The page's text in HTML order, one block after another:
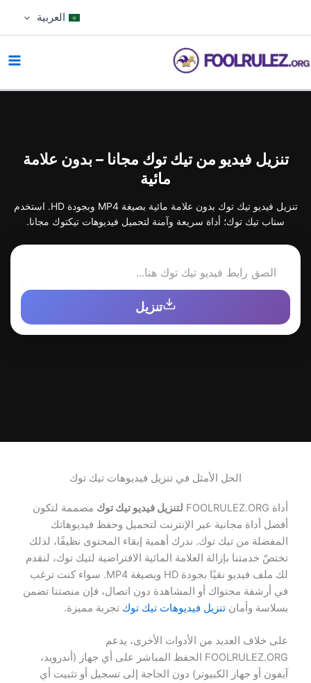
العربية
تنزيل فيديو من تيك توك مجانا – بدون علامة
مائية
تنزيل فيديو تيك توك بدون علامة مائية بصيغة MP4 وبجودة HD. استخدم
سناب تيك توك؛ أداة سريعة وآمنة لتحميل فيديوهات تيكتوك مجانا.
تنزيل
الحل الأمثل في تنزيل فيديوهات تيك توك
أداة FOOLRULEZ.ORG لتنزيل فيديو تيك توك مصممة لتكون
أفضل أداة مجانية عبر الإنترنت لتحميل وحفظ فيديوهاتك
المفضلة من تيك توك. ندرك أهمية إبقاء المحتوى نظيفًا، لذلك
تختصّ خدمتنا بإزالة العلامة المائية الافتراضية لتيك توك، لنقدم
لك ملف فيديو نقيًا بجودة HD وبصيغة MP4. سواء كنت ترغب
في أرشفة محتواك أو المشاهدة دون اتصال، فإن منصتنا تضمن
بسلاسة وأمان تنزيل فيديوهات تيك توك تجربة مميزة.
على خلاف العديد من الأدوات الأخرى، يدعم
FOOLRULEZ.ORG الحفظ المباشر على أي جهاز (أندرويد،
آيفون أو جهاز الكبيوتر) دون الحاجة إلى تسجيل أو تثبيت أي